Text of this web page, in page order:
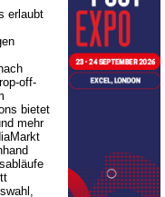
erlaubt
off-
bietet
mehr